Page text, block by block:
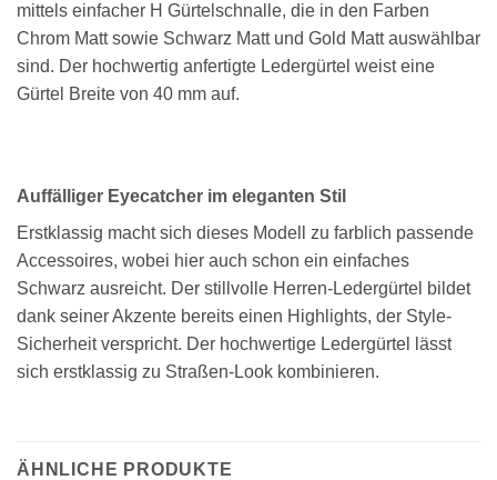
mittels einfacher H Gürtelschnalle, die in den Farben
Chrom Matt sowie Schwarz Matt und Gold Matt auswählbar
sind. Der hochwertig anfertigte Ledergürtel weist eine
Gürtel Breite von 40 mm auf.
Auffälliger Eyecatcher im eleganten Stil
Erstklassig macht sich dieses Modell zu farblich passende
Accessoires, wobei hier auch schon ein einfaches
Schwarz ausreicht. Der stillvolle Herren-Ledergürtel bildet
dank seiner Akzente bereits einen Highlights, der Style-
Sicherheit verspricht. Der hochwertige Ledergürtel lässt
sich erstklassig zu Straßen-Look kombinieren.
ÄHNLICHE PRODUKTE